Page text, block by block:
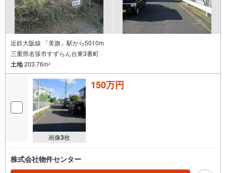
近鉄大阪線 「美旗」駅から5010m
三重県名張市すずらん台東3番町
土地203.76m2
画像3枚
150万円
株式会社物件センター